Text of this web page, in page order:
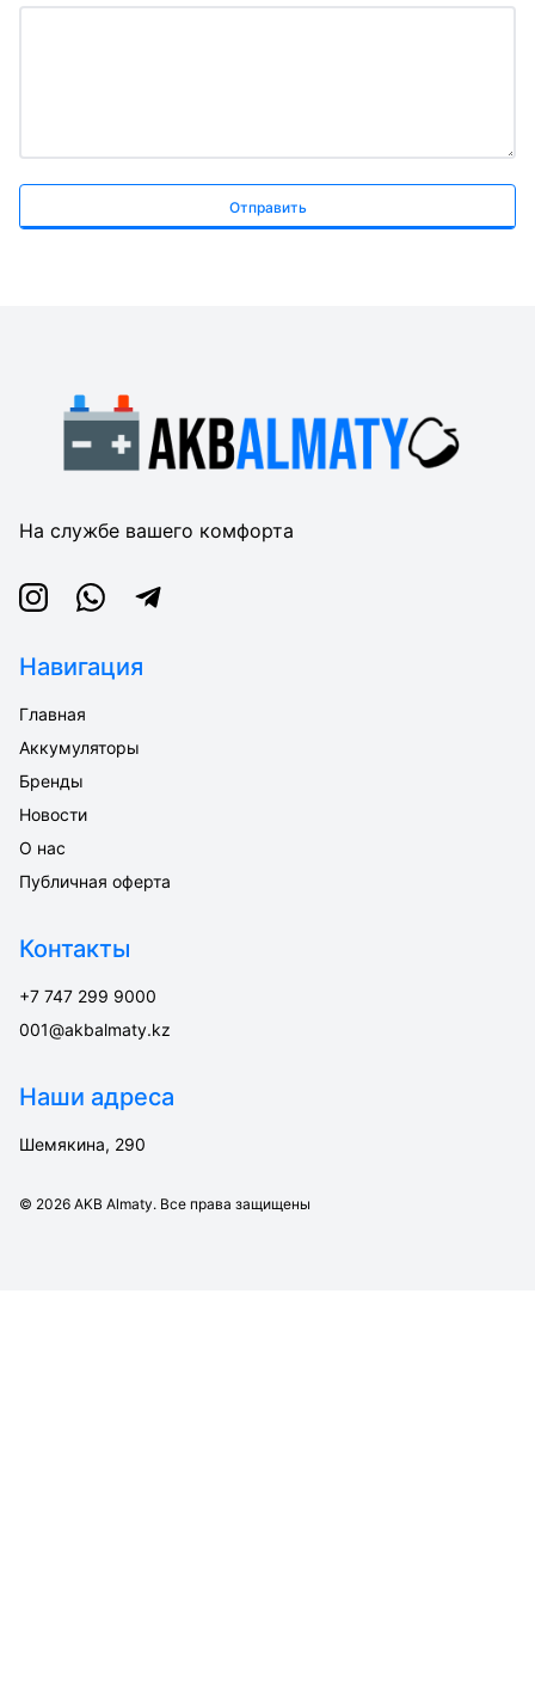
Отправить
На службе вашего комфорта
InstagramWhatsappTelegram
Навигация
Главная
Аккумуляторы
Бренды
Новости
О нас
Публичная оферта
Контакты
+7 747 299 9000
001@akbalmaty.kz
Наши адреса
Шемякина, 290
© 2026 AKB Almaty. Все права защищены